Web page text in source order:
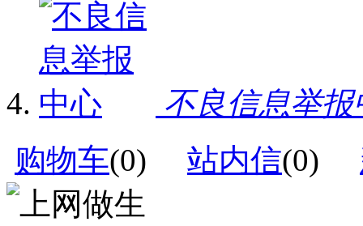
不良信息举报
购物车(0) 站内信(0)